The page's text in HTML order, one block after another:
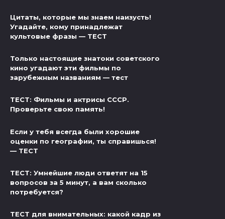
Цитаты, которые мы знаем наизусть!
Угадайте, кому принадлежат
культовые фразы — ТЕСТ
Только настоящие знатоки советского
кино угадают эти фильмы по
зарубежным названиям — тест
ТЕСТ: Фильмы и актрисы СССР.
Проверьте свою память!
Если у тебя всегда были хорошие
оценки по географии, ты справишься!
— ТЕСТ
ТЕСТ: Умнейшие люди ответят на 15
вопросов за 5 минут, а вам сколько
потребуется?
ТЕСТ для внимательных: какой кадр из